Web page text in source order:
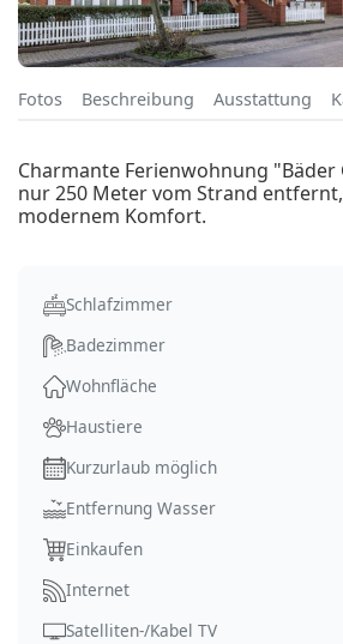
Fotos Beschreibung Ausstattung
Charmante Ferienwohnung "Bäder
nur 250 Meter vom Strand
modernem Komfort.
Schlafzimmer
Badezimmer
Wohnfläche
Haustiere
Kurzurlaub möglich
Entfernung Wasser
Einkaufen
Internet
Satelliten-/Kabel TV